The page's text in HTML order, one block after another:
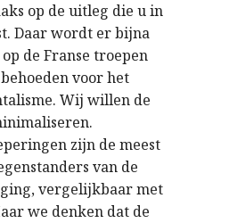
op de uitleg die u in
Daar wordt er bijna
de Franse troepen
voor het
Wij willen de
zijn de meest
van de
vergelijkbaar met
we denken dat de